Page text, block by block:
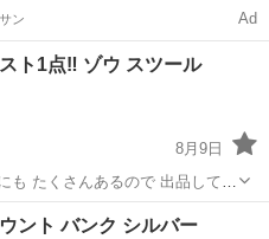
ン Ad
ト1点‼️ ゾウ スツール
8月9日
たくさんあるので 出品してお
;) ペット、喫煙者い
ん
新品未開封‼️ カウント バンク シルバー